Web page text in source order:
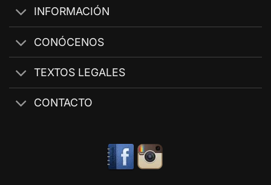
INFORMACIÓN
CONÓCENOS
TEXTOS LEGALES
CONTACTO